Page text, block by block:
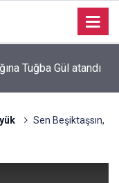
Tuğba Gül atandı
forma numaraları
Sen Beşiktaşsın,